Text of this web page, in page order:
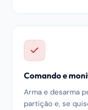
Comando e
Arma e desarma
partição e, se